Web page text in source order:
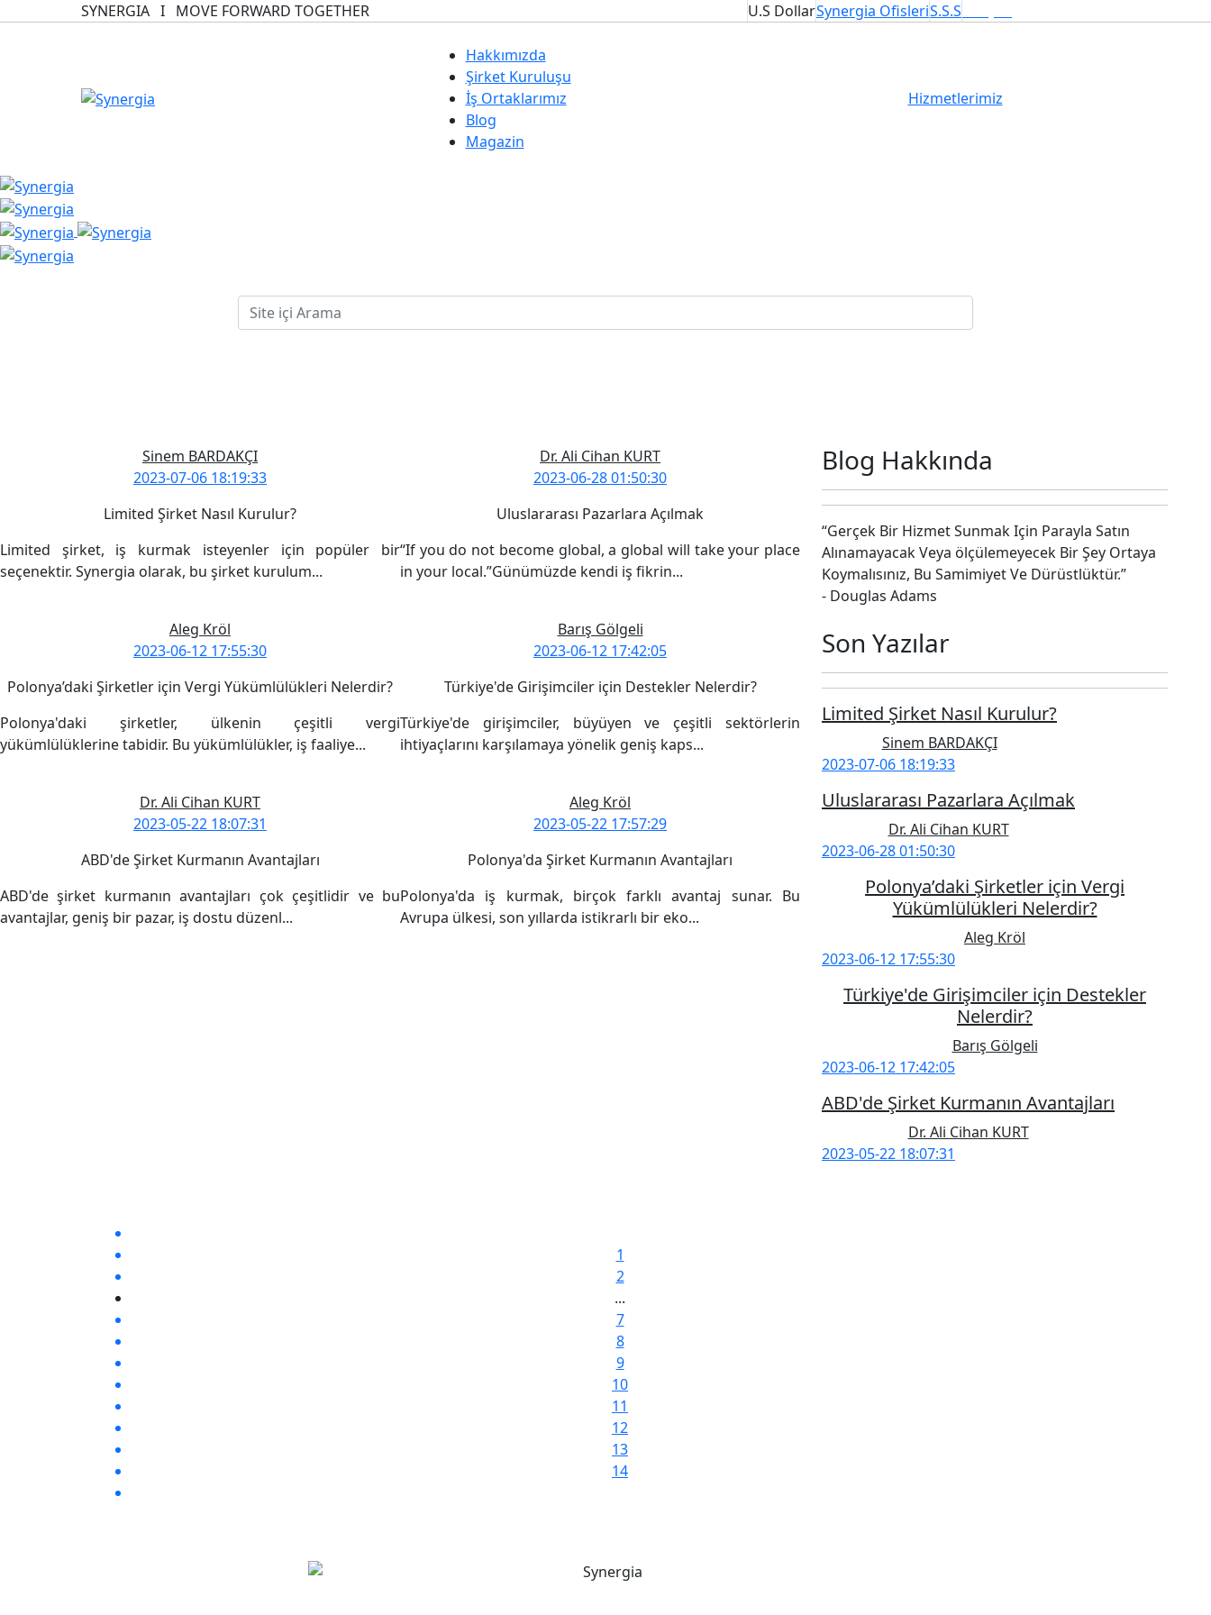
SYNERGIA I MOVE FORWARD TOGETHER U.S DollarSynergia OfisleriS.S.S
Hakkımızda
Şirket Kuruluşu
İş Ortaklarımız
Blog
Magazin
Hizmetlerimiz
Sinem BARDAKÇI
2023-07-06 18:19:33
Limited Şirket Nasıl Kurulur?
Limited şirket, iş kurmak isteyenler için popüler bir
seçenektir. Synergia olarak, bu şirket kurulum...
Dr. Ali Cihan KURT
2023-06-28 01:50:30
Uluslararası Pazarlara Açılmak
“If you do not become global, a global will take your place
in your local.”Günümüzde kendi iş fikrin...
Aleg Kröl
2023-06-12 17:55:30
Polonya’daki Şirketler için Vergi Yükümlülükleri Nelerdir?
Polonya'daki şirketler, ülkenin çeşitli vergi
yükümlülüklerine tabidir. Bu yükümlülükler, iş faaliye...
Barış Gölgeli
2023-06-12 17:42:05
Türkiye'de Girişimciler için Destekler Nelerdir?
Türkiye'de girişimciler, büyüyen ve çeşitli sektörlerin
ihtiyaçlarını karşılamaya yönelik geniş kaps...
Dr. Ali Cihan KURT
2023-05-22 18:07:31
ABD'de Şirket Kurmanın Avantajları
ABD'de şirket kurmanın avantajları çok çeşitlidir ve bu
avantajlar, geniş bir pazar, iş dostu düzenl...
Aleg Kröl
2023-05-22 17:57:29
Polonya'da Şirket Kurmanın Avantajları
Polonya'da iş kurmak, birçok farklı avantaj sunar. Bu
Avrupa ülkesi, son yıllarda istikrarlı bir eko...
Blog Hakkında
“Gerçek Bir Hizmet Sunmak Için Parayla Satın
Alınamayacak Veya ölçülemeyecek Bir Şey Ortaya
Koymalısınız, Bu Samimiyet Ve Dürüstlüktür.”
- Douglas Adams
Son Yazılar
Limited Şirket Nasıl Kurulur?
Sinem BARDAKÇI
2023-07-06 18:19:33
Uluslararası Pazarlara Açılmak
Dr. Ali Cihan KURT
2023-06-28 01:50:30
Polonya’daki Şirketler için Vergi
Yükümlülükleri Nelerdir?
Aleg Kröl
2023-06-12 17:55:30
Türkiye'de Girişimciler için Destekler
Nelerdir?
Barış Gölgeli
2023-06-12 17:42:05
ABD'de Şirket Kurmanın Avantajları
Dr. Ali Cihan KURT
2023-05-22 18:07:31
1
2
...
7
8
9
10
11
12
13
14